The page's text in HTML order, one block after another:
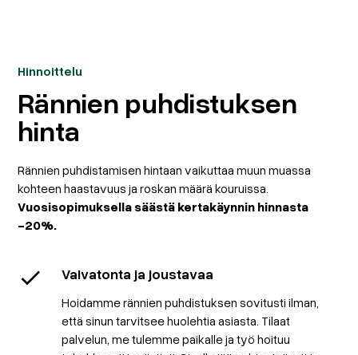
Hinnoittelu
Rännien puhdistuksen
hinta
Rännien puhdistamisen hintaan vaikuttaa muun muassa
kohteen haastavuus ja roskan määrä kouruissa.
Vuosisopimuksella säästä kertakäynnin hinnasta
-20%.
Vaivatonta ja joustavaa
Hoidamme rännien puhdistuksen sovitusti ilman,
että sinun tarvitsee huolehtia asiasta. Tilaat
palvelun, me tulemme paikalle ja työ hoituu